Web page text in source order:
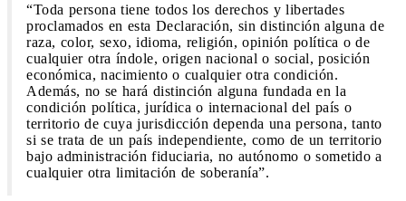
“Toda persona tiene todos los derechos y libertades
proclamados en esta Declaración, sin distinción alguna de
raza, color, sexo, idioma, religión, opinión política o de
cualquier otra índole, origen nacional o social, posición
económica, nacimiento o cualquier otra condición.
Además, no se hará distinción alguna fundada en la
condición política, jurídica o internacional del país o
territorio de cuya jurisdicción dependa una persona, tanto
si se trata de un país independiente, como de un territorio
bajo administración fiduciaria, no autónomo o sometido a
cualquier otra limitación de soberanía”.